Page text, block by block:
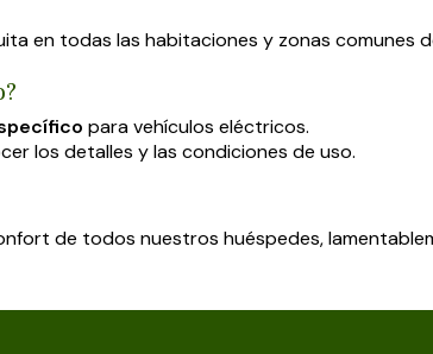
en todas las habitaciones y zonas comunes
para vehículos eléctricos.
los detalles y las condiciones de uso.
de todos nuestros huéspedes,